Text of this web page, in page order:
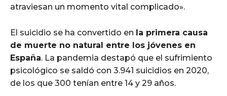
atraviesan un momento vital complicado».
El suicidio se ha convertido en la primera causa
de muerte no natural entre los jóvenes en
España. La pandemia destapó que el sufrimiento
psicológico se saldó con 3.941 suicidios en 2020,
de los que 300 tenían entre 14 y 29 años.